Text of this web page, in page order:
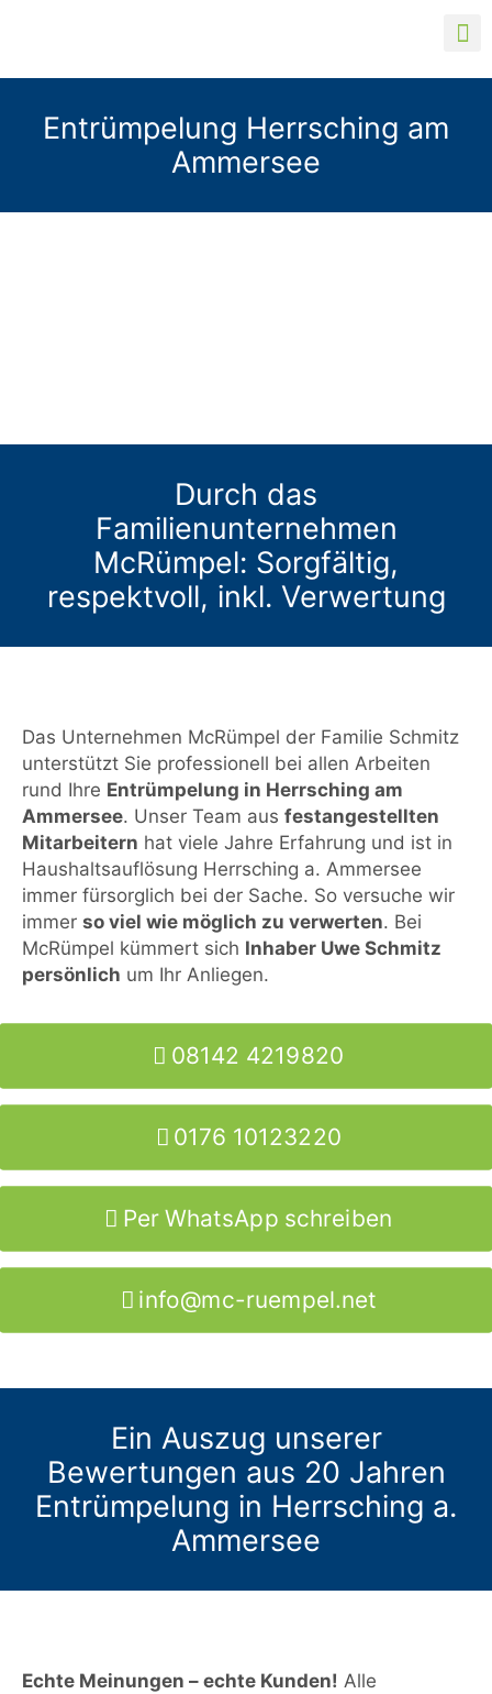
Entrümpelung Herrsching am
Ammersee
Durch das
Familienunternehmen
McRümpel: Sorgfältig,
respektvoll, inkl. Verwertung
Das Unternehmen McRümpel der Familie Schmitz
unterstützt Sie professionell bei allen Arbeiten
rund Ihre Entrümpelung in Herrsching am
Ammersee. Unser Team aus festangestellten
Mitarbeitern hat viele Jahre Erfahrung und ist in
Haushaltsauflösung Herrsching a. Ammersee
immer fürsorglich bei der Sache. So versuche wir
immer so viel wie möglich zu verwerten. Bei
McRümpel kümmert sich Inhaber Uwe Schmitz
persönlich um Ihr Anliegen.
08142 4219820
0176 10123220
Per WhatsApp schreiben
info@mc-ruempel.net
Ein Auszug unserer
Bewertungen aus 20 Jahren
Entrümpelung in Herrsching a.
Ammersee
Echte Meinungen – echte Kunden! Alle